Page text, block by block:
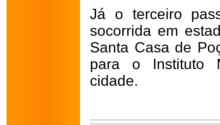
Já o terceiro
socorrida em
Santa Casa de
para o Instituto
cidade.